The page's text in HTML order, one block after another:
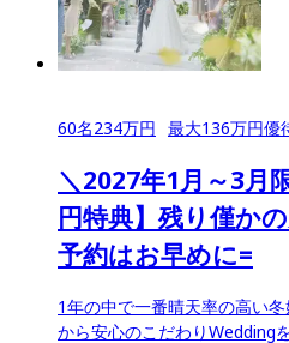
60名234万円 最大136万円優
＼2027年1月～3月
円特典】残り僅か
予約はお早めに=
1年の中で一番晴天率の高い
から安心のこだわりWedding